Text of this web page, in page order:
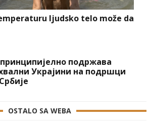
ljudsko telo može da
подржава
Украјини на подршци
OSTALO SA WEBA